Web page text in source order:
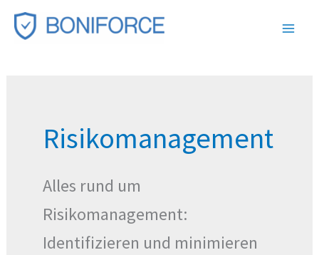
Zum
Inhalt
Risikomanagement
Alles rund um
Risikomanagement:
Identifizieren und minimieren